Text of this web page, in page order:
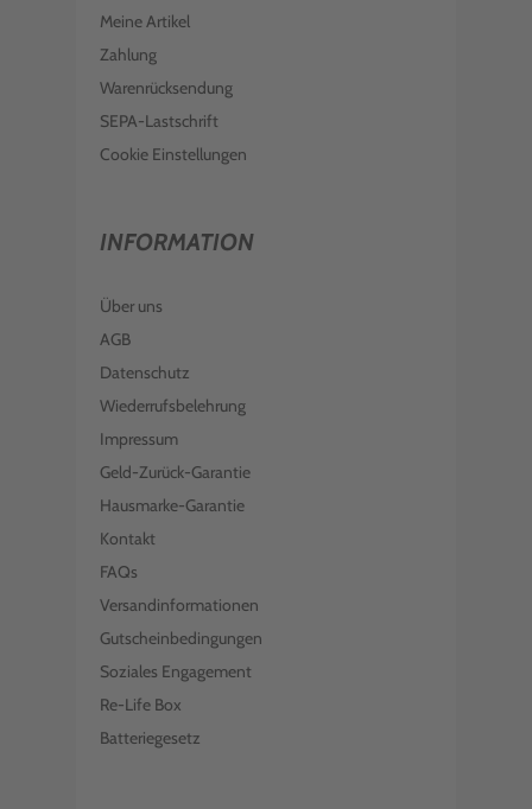
Meine Artikel
Zahlung
Warenrücksendung
SEPA-Lastschrift
Cookie Einstellungen
INFORMATION
Über uns
AGB
Datenschutz
Wiederrufsbelehrung
Impressum
Geld-Zurück-Garantie
Hausmarke-Garantie
Kontakt
FAQs
Versandinformationen
Gutscheinbedingungen
Soziales Engagement
Re-Life Box
Batteriegesetz